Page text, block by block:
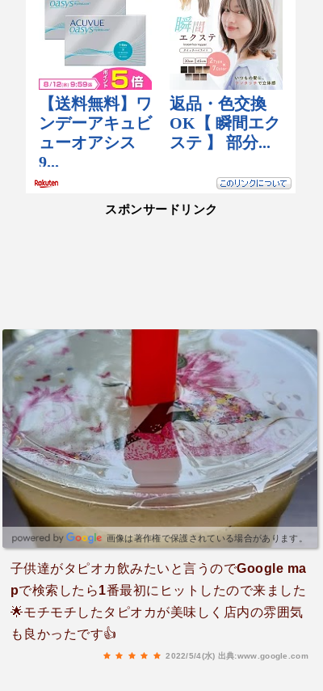
スポンサードリンク
画像は著作権で保護されている場合があります。
子供達がタピオカ飲みたいと言うのでGoogle ma
pで検索したら1番最初にヒットしたので来ました
🌟モチモチしたタピオカが美味しく店内の雰囲気
も良かったです👍
2022/5/4(水) 出典:www.google.com